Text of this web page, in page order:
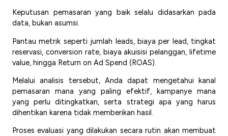
Keputusan pemasaran yang baik selalu didasarkan pada
data, bukan asumsi.
Pantau metrik seperti jumlah leads, biaya per lead, tingkat
reservasi, conversion rate, biaya akuisisi pelanggan, lifetime
value, hingga Return on Ad Spend (ROAS).
Melalui analisis tersebut, Anda dapat mengetahui kanal
pemasaran mana yang paling efektif, kampanye mana
yang perlu ditingkatkan, serta strategi apa yang harus
dihentikan karena tidak memberikan hasil.
Proses evaluasi yang dilakukan secara rutin akan membuat